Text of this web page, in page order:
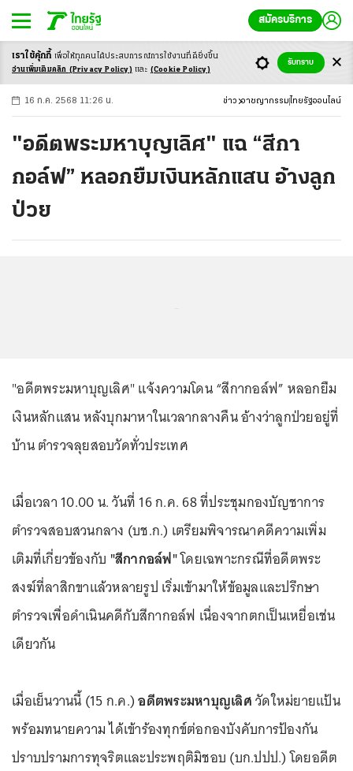
สมัครบริการ
-ก ก ก+
16 ก.ค. 2568 11:26 น. ข่าว อาชญากรรม ไทยรัฐออนไลน์
"อดีตพระมหาบุญเลิศ" แฉ “สีกา
กอล์ฟ” หลอกยืมเงินหลักแสน อ้างลูก
ป่วย
"อดีตพระมหาบุญเลิศ" แจ้งความโดน “สีกากอล์ฟ” หลอกยืม
เงินหลักแสน หลังบุกมาหาในเวลากลางคืน อ้างว่าลูกป่วยอยู่ที่
บ้าน ตำรวจลุยสอบวัดทั่วประเทศ
เมื่อเวลา 10.00 น. วันที่ 16 ก.ค. 68 ที่ประชุมกองบัญชาการ
ตำรวจสอบสวนกลาง (บช.ก.) เตรียมพิจารณาคดีความเพิ่ม
เติมที่เกี่ยวข้องกับ "สีกากอล์ฟ"โดยเฉพาะกรณีที่อดีตพระ
สงฆ์ที่ลาสิกขาแล้วหลายรูป เริ่มเข้ามาให้ข้อมูลและปรึกษา
ตำรวจเพื่อดำเนินคดีกับสีกากอล์ฟ เนื่องจากตกเป็นเหยื่อเช่น
เดียวกัน
เมื่อเย็นวานนี้ (15 ก.ค.)อดีตพระมหาบุญเลิศวัดใหม่ยายแป้น
พร้อมทนายความ ได้เข้าร้องทุกข์ต่อกองบังคับการป้องกัน
ปราบปรามการทุจริตและประพฤติมิชอบ (บก.ปปป.) โดยอดีต
เราใช้คุ้กกี้ เพื่อให้ทุกคนได้ประสบการณ์การใช้งานที่ดียิ่งขึ้น
อ่านเพิ่มเติมคลิก (Privacy Policy) และ (Cookie Policy)
รับทราบ